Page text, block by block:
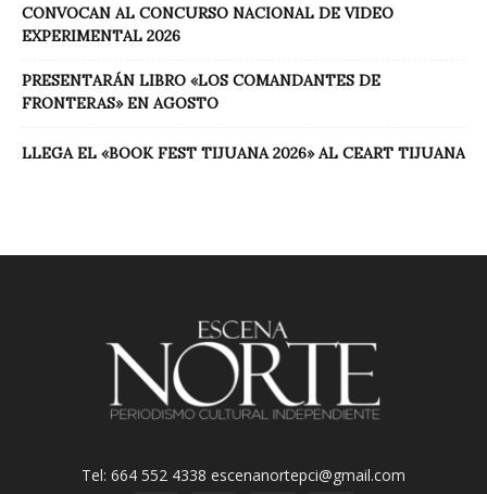
CONVOCAN AL CONCURSO NACIONAL DE VIDEO
EXPERIMENTAL 2026
PRESENTARÁN LIBRO «LOS COMANDANTES DE
FRONTERAS» EN AGOSTO
LLEGA EL «BOOK FEST TIJUANA 2026» AL CEART TIJUANA
Tel: 664 552 4338 escenanortepci@gmail.com